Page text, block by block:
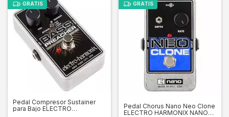
GRATIS
Pedal Compresor Sustainer
para Bajo ELECTRO
GRATIS
Pedal Chorus Nano Neo Clone
ELECTRO HARMONIX NANO